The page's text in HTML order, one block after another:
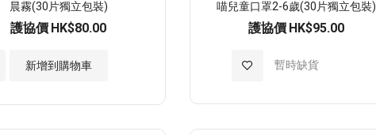
晨霧(30片獨立包裝)
護協價 HK$80.00
新增到購物車
喵兒童口罩2-6歲(30片獨立包裝)
護協價 HK$95.00
暫時缺貨
加
至